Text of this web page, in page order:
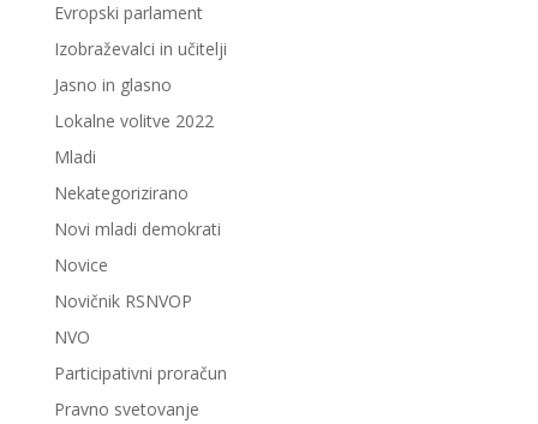
Evropski parlament
Izobraževalci in učitelji
Jasno in glasno
Lokalne volitve 2022
Mladi
Nekategorizirano
Novi mladi demokrati
Novice
Novičnik RSNVOP
NVO
Participativni proračun
Pravno svetovanje